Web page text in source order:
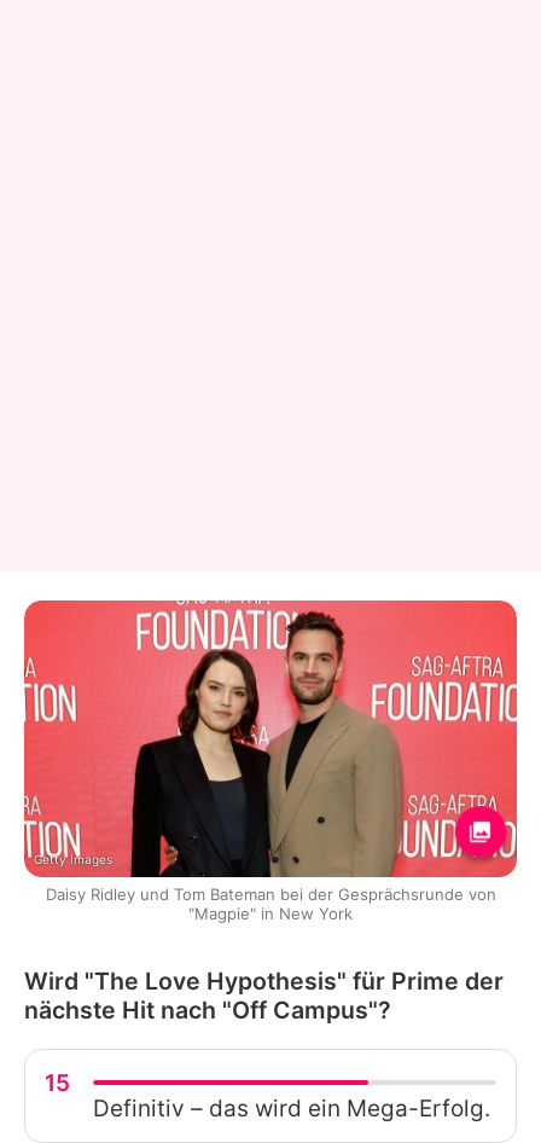
Getty Images
Daisy Ridley und Tom Bateman bei der Gesprächsrunde von
"Magpie" in New York
Wird "The Love Hypothesis" für Prime der
nächste Hit nach "Off Campus"?
15
Definitiv – das wird ein Mega-Erfolg.